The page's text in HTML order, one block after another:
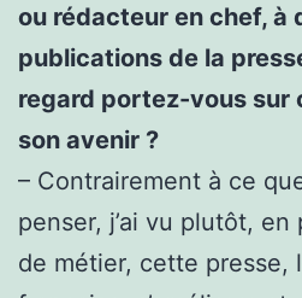
ou rédacteur en chef, à
publications de la
regard portez-vous sur
son avenir ?
– Contrairement à ce
penser, j’ai vu plutôt,
de métier, cette presse,